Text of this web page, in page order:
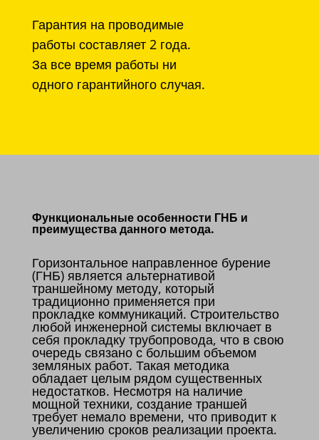
Гарантия на проводимые
работы составляет 2 года.
За все время работы ни
одного гарантийного случая.
Функциональные особенности ГНБ и
преимущества данного метода.
Горизонтальное направленное бурение
(ГНБ) является альтернативой
траншейному методу, который
традиционно применяется при
прокладке коммуникаций. Строительство
любой инженерной системы включает в
себя прокладку трубопровода, что в свою
очередь связано с большим объемом
земляных работ. Такая методика
обладает целым рядом существенных
недостатков. Несмотря на наличие
мощной техники, создание траншей
требует немало времени, что приводит к
увеличению сроков реализации проекта.